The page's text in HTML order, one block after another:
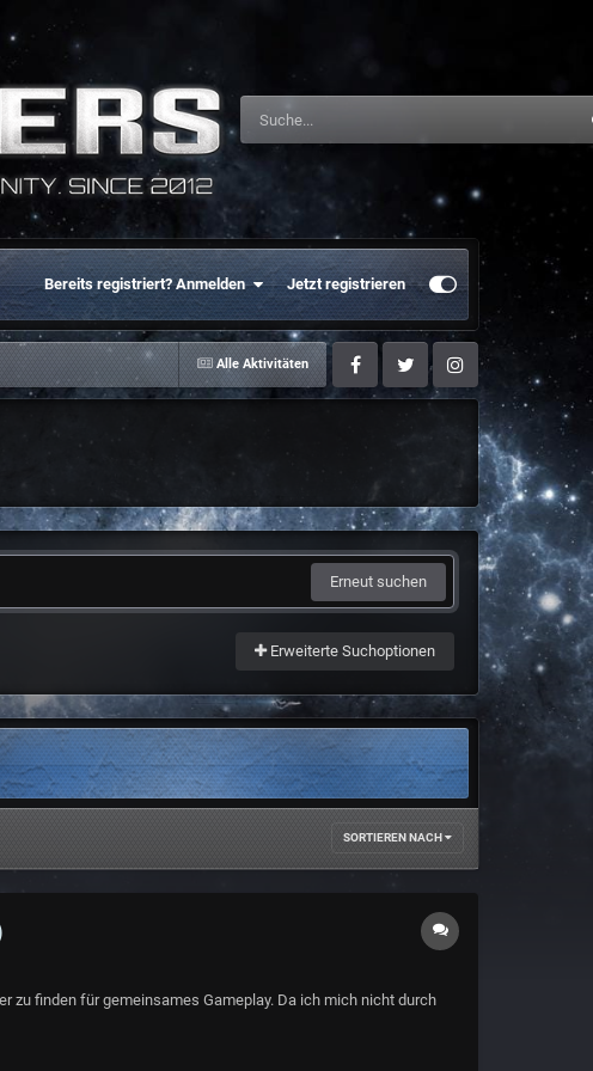
Bereits registriert? Anmelden Jetzt registrieren
Alle Aktivitäten
FacebookTwitter Instagram
Erneut suchen
Erweiterte Suchoptionen
SORTIEREN NACH
zu finden für gemeinsames Gameplay. Da ich mich nicht durch